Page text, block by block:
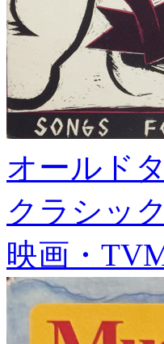
オールド
クラシッ
映画・TV